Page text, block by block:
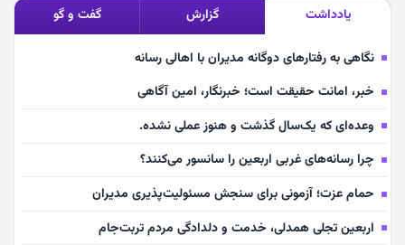
یادداشت گزارش گفت و گو
نگاهی به رفتارهای دوگانه مدیران با اهالی رسانه
خبر، امانت حقیقت است؛ خبرنگار، امین آگاهی
وعده‌ای که یک‌سال گذشت و هنوز عملی نشده.
چرا رسانه‌های غربی اربعین را سانسور می‌کنند؟
حمام عزت؛ آزمونی برای سنجش مسئولیت‌پذیری مدیران
اربعین تجلی همدلی، خدمت و دلدادگی مردم تربت‌جام